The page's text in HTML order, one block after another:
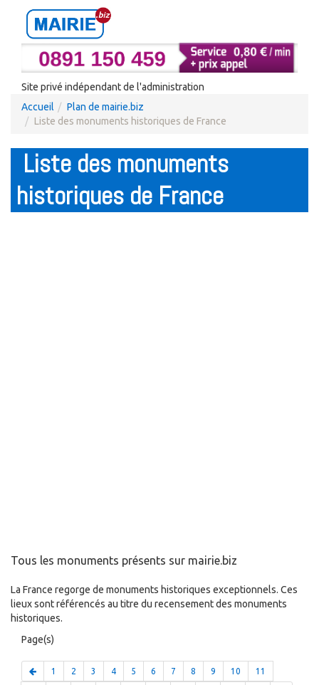
Site privé indépendant de l'administration
Accueil
Plan de mairie.biz
Liste des monuments historiques de France
Liste des monuments
historiques de France
Tous les monuments présents sur mairie.biz
La France regorge de monuments historiques exceptionnels. Ces
lieux sont référencés au titre du recensement des monuments
historiques.
Page(s)
1 2 3 4 5 6 7 8 9 10 11